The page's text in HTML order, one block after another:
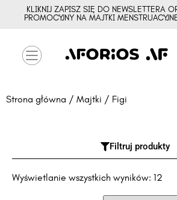
KLIKNIJ ZAPISZ SIĘ DO NEWSLETTERA
PROMOCYJNY NA MAJTKI
Strona główna / Majtki / Figi
Filtruj produkty
Wyświetlanie wszystkich wyników: 12